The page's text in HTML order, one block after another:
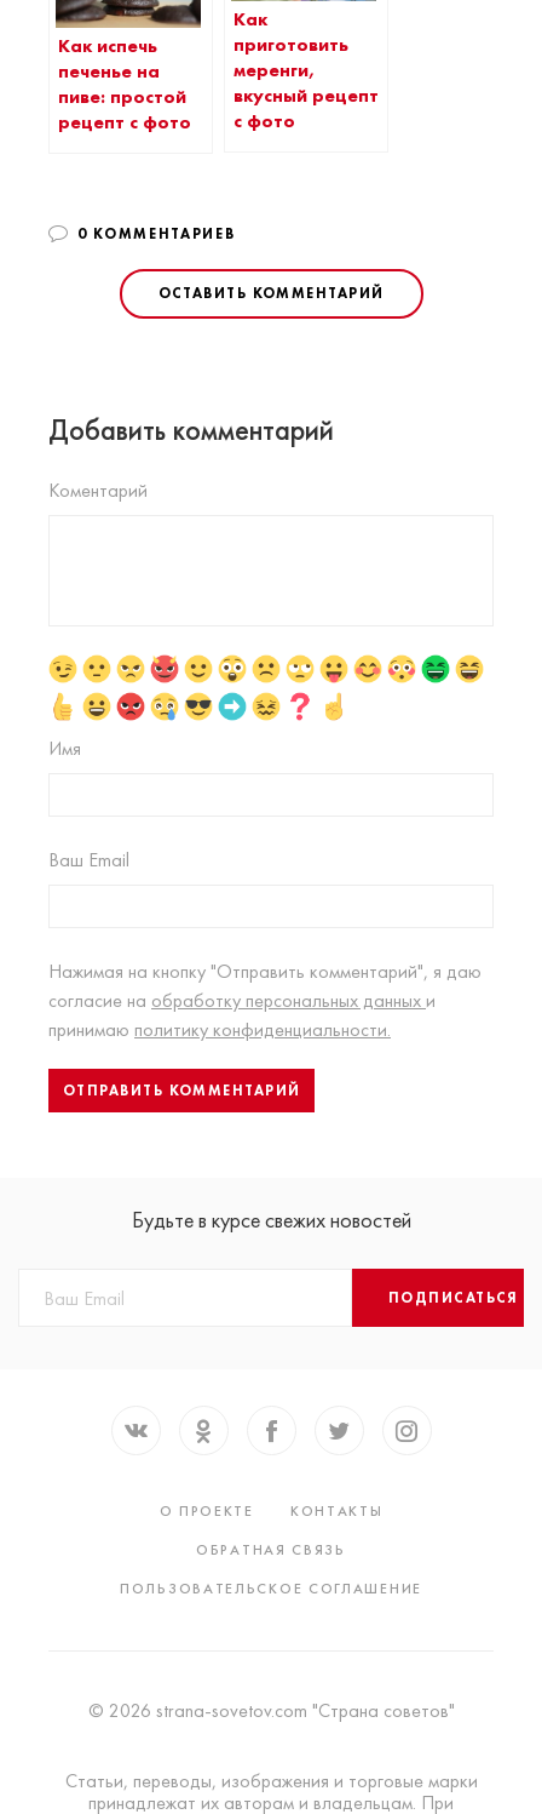
Как испечь
печенье на
пиве: простой
рецепт с фото
Как
приготовить
меренги,
вкусный рецепт
с фото
0 КОММЕНТАРИЕВ
ОСТАВИТЬ КОММЕНТАРИЙ
Добавить комментарий
Коментарий
Имя
Ваш Email
Нажимая на кнопку "Отправить комментарий", я даю
согласие на обработку персональных данных и
принимаю политику конфиденциальности.
Будьте в курсе свежих новостей
ПОДПИСАТЬСЯ
О ПРОЕКТЕ
КОНТАКТЫ
ОБРАТНАЯ СВЯЗЬ
ПОЛЬЗОВАТЕЛЬСКОЕ СОГЛАШЕНИЕ
© 2026 strana-sovetov.com "Страна советов"
Статьи, переводы, изображения и торговые марки
принадлежат их авторам и владельцам. При